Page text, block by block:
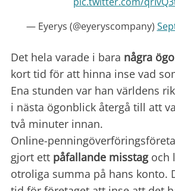
— Eyerys (@eyeryscompany)
Det hela varade i bara några
kort tid för att hinna inse vad
Ena stunden var han världens
i nästa ögonblick återgå till att
två minuter innan.
Online-
gjort ett påfallande misstagoch
otroliga summa på hans konto.